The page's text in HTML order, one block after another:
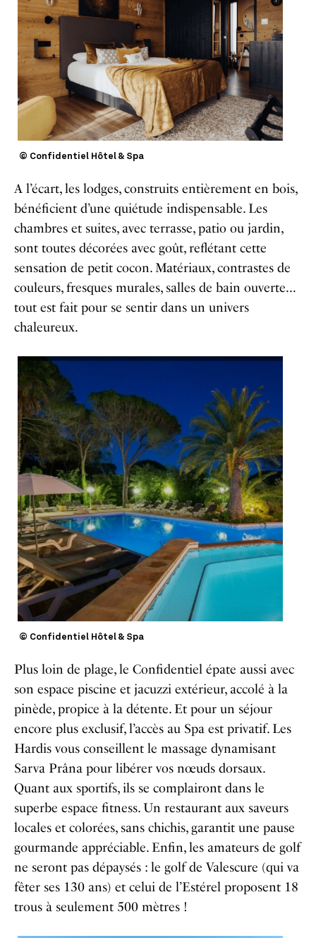
© Confidentiel Hôtel & Spa
A l’écart, les lodges, construits entièrement en bois,
bénéficient d’une quiétude indispensable. Les
chambres et suites, avec terrasse, patio ou jardin,
sont toutes décorées avec goût, reflétant cette
sensation de petit cocon. Matériaux, contrastes de
couleurs, fresques murales, salles de bain ouverte…
tout est fait pour se sentir dans un univers
chaleureux.
© Confidentiel Hôtel & Spa
Plus loin de plage, le Confidentiel épate aussi avec
son espace piscine et jacuzzi extérieur, accolé à la
pinède, propice à la détente. Et pour un séjour
encore plus exclusif, l’accès au Spa est privatif. Les
Hardis vous conseillent le massage dynamisant
Sarva Prâna pour libérer vos nœuds dorsaux.
Quant aux sportifs, ils se complairont dans le
superbe espace fitness. Un restaurant aux saveurs
locales et colorées, sans chichis, garantit une pause
gourmande appréciable. Enfin, les amateurs de golf
ne seront pas dépaysés : le golf de Valescure (qui va
fêter ses 130 ans) et celui de l’Estérel proposent 18
trous à seulement 500 mètres !